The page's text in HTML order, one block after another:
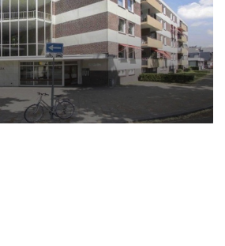
separate toiletruimte.
25 m2 met half open
en wastafelmeubel.
is voorzien een vaste luxe
kastenwand.
is voor het grootste gedeelte